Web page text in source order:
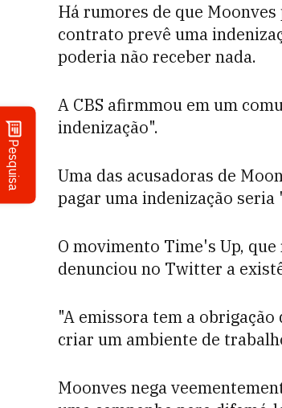
Pesquisa
Há rumores de que
contrato prevê uma
poderia não receber nada.
A CBS afirmmou em um
indenização".
Uma das acusadoras de
pagar uma indenização
O movimento Time's Up,
denunciou no Twitter a
"A emissora tem a
criar um ambiente de
Moonves nega